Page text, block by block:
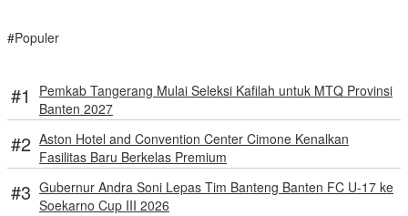
#Populer
Pemkab Tangerang Mulai Seleksi Kafilah untuk MTQ Provinsi
Banten 2027
Aston Hotel and Convention Center Cimone Kenalkan
Fasilitas Baru Berkelas Premium
Gubernur Andra Soni Lepas Tim Banteng Banten FC U-17 ke
Soekarno Cup III 2026